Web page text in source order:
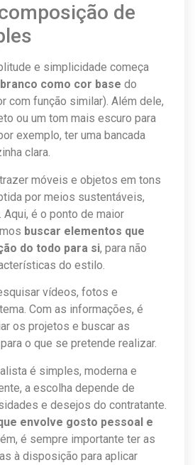
de
e simplicidade começa
como cor base do
com função similar). Além dele,
ou um tom mais escuro para
exemplo, ter uma bancada
clara.
móveis e objetos em tons
por meios sustentáveis,
é o ponto de maior
buscar elementos que
do todo para si, para não
do estilo.
vídeos, fotos e
Com as informações, é
os projetos e buscar as
o que se pretende realizar.
é simples, moderna e
a escolha depende de
e desejos do contratante.
envolve gosto pessoal e
é sempre importante ter as
à disposição para aplicar